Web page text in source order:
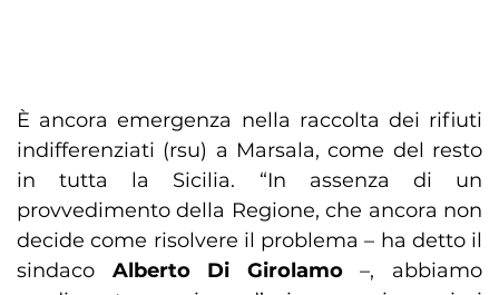
È ancora emergenza nella raccolta dei rifiuti
indifferenziati (rsu) a Marsala, come del resto
in tutta la Sicilia. “In assenza di un
provvedimento della Regione, che ancora non
decide come risolvere il problema – ha detto il
sindaco Alberto Di Girolamo–, abbiamo